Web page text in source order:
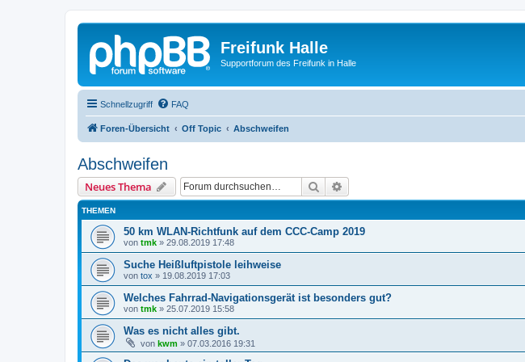
Freifunk Halle
Supportforum des Freifunk in Halle
Schnellzugriff FAQ
Foren-Übersicht Off Topic Abschweifen
Abschweifen
Neues Thema Suche
THEMEN
50 km WLAN-Richtfunk auf dem CCC-Camp 2019
von tmk » 29.08.2019 17:48
Suche Heißluftpistole leihweise
von tox » 19.08.2019 17:03
Welches Fahrrad-Navigationsgerät ist besonders gut?
von tmk » 25.07.2019 15:58
Was es nicht alles gibt.
von kwm » 07.03.2016 19:31